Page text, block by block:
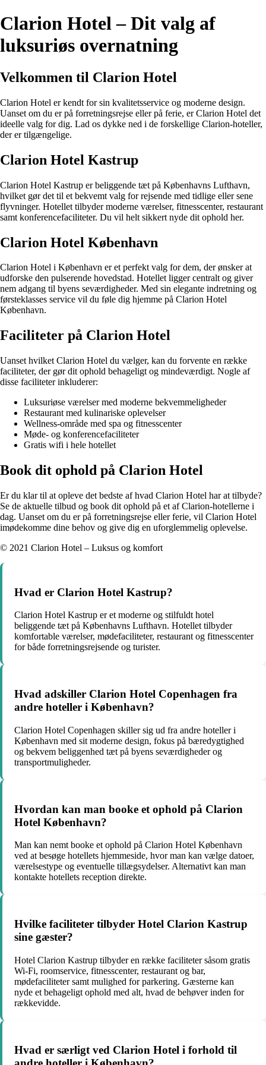
Clarion Hotel – Dit valg af
luksuriøs overnatning
Velkommen til Clarion Hotel
Clarion Hotel er kendt for sin kvalitetsservice og moderne design.
Uanset om du er på forretningsrejse eller på ferie, er Clarion Hotel det
ideelle valg for dig. Lad os dykke ned i de forskellige Clarion-hoteller,
der er tilgængelige.
Clarion Hotel Kastrup
Clarion Hotel Kastrup er beliggende tæt på Københavns Lufthavn,
hvilket gør det til et bekvemt valg for rejsende med tidlige eller sene
flyvninger. Hotellet tilbyder moderne værelser, fitnesscenter, restaurant
samt konferencefaciliteter. Du vil helt sikkert nyde dit ophold her.
Clarion Hotel København
Clarion Hotel i København er et perfekt valg for dem, der ønsker at
udforske den pulserende hovedstad. Hotellet ligger centralt og giver
nem adgang til byens seværdigheder. Med sin elegante indretning og
førsteklasses service vil du føle dig hjemme på Clarion Hotel
København.
Faciliteter på Clarion Hotel
Uanset hvilket Clarion Hotel du vælger, kan du forvente en række
faciliteter, der gør dit ophold behageligt og mindeværdigt. Nogle af
disse faciliteter inkluderer:
Luksuriøse værelser med moderne bekvemmeligheder
Restaurant med kulinariske oplevelser
Wellness-område med spa og fitnesscenter
Møde- og konferencefaciliteter
Gratis wifi i hele hotellet
Book dit ophold på Clarion Hotel
Er du klar til at opleve det bedste af hvad Clarion Hotel har at tilbyde?
Se de aktuelle tilbud og book dit ophold på et af Clarion-hotellerne i
dag. Uanset om du er på forretningsrejse eller ferie, vil Clarion Hotel
imødekomme dine behov og give dig en uforglemmelig oplevelse.
© 2021 Clarion Hotel – Luksus og komfort
Hvad er Clarion Hotel Kastrup?
Clarion Hotel Kastrup er et moderne og stilfuldt hotel
beliggende tæt på Københavns Lufthavn. Hotellet tilbyder
komfortable værelser, mødefaciliteter, restaurant og fitnesscenter
for både forretningsrejsende og turister.
Hvad adskiller Clarion Hotel Copenhagen fra
andre hoteller i København?
Clarion Hotel Copenhagen skiller sig ud fra andre hoteller i
København med sit moderne design, fokus på bæredygtighed
og bekvem beliggenhed tæt på byens seværdigheder og
transportmuligheder.
Hvordan kan man booke et ophold på Clarion
Hotel København?
Man kan nemt booke et ophold på Clarion Hotel København
ved at besøge hotellets hjemmeside, hvor man kan vælge datoer,
værelsestype og eventuelle tillægsydelser. Alternativt kan man
kontakte hotellets reception direkte.
Hvilke faciliteter tilbyder Hotel Clarion Kastrup
sine gæster?
Hotel Clarion Kastrup tilbyder en række faciliteter såsom gratis
Wi-Fi, roomservice, fitnesscenter, restaurant og bar,
mødefaciliteter samt mulighed for parkering. Gæsterne kan
nyde et behageligt ophold med alt, hvad de behøver inden for
rækkevidde.
Hvad er særligt ved Clarion Hotel i forhold til